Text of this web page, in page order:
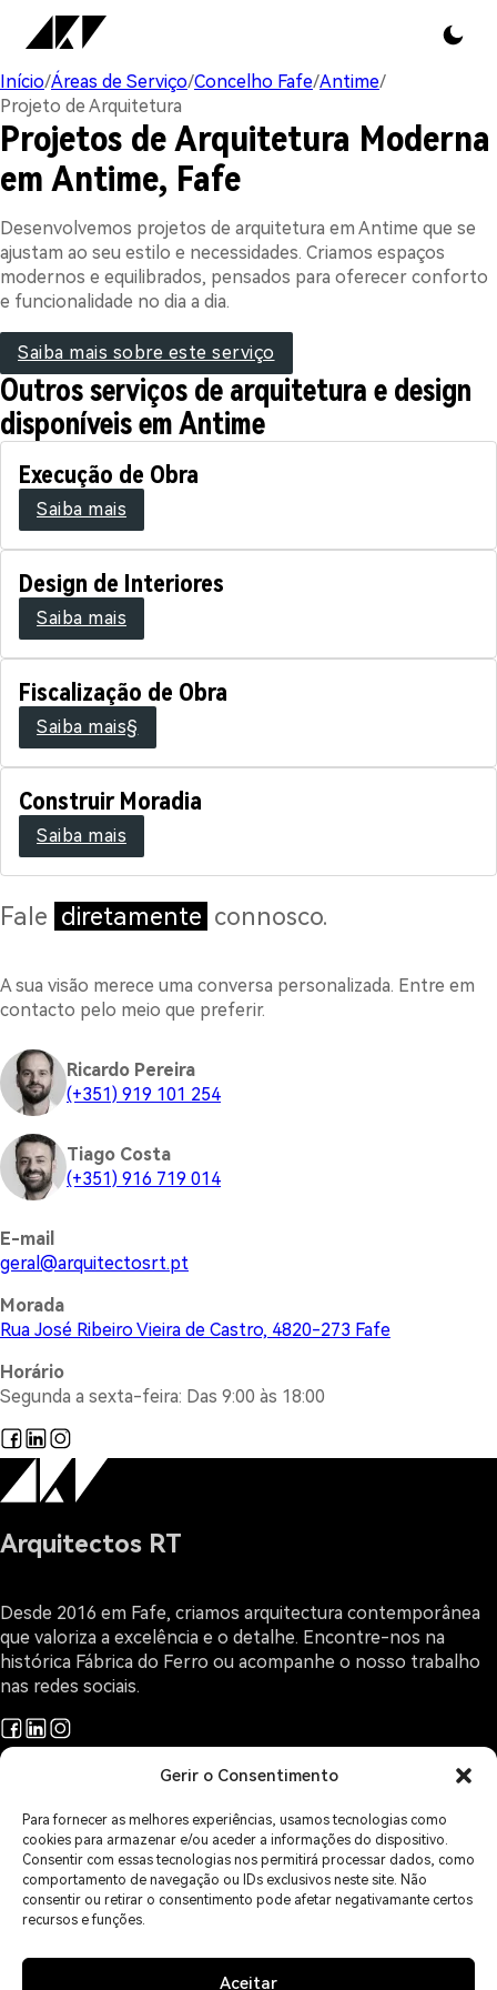
Gerir o Consentimento
Para fornecer as melhores experiências, usamos tecnologias como
cookies para armazenar e/ou aceder a informações do dispositivo.
Consentir com essas tecnologias nos permitirá processar dados, como
comportamento de navegação ou IDs exclusivos neste site. Não
consentir ou retirar o consentimento pode afetar negativamante certos
recursos e funções.
Aceitar
Início/Áreas de Serviço/Concelho Fafe/Antime/
Projeto de Arquitetura
Projetos de Arquitetura Moderna
em Antime, Fafe
Desenvolvemos projetos de arquitetura em Antime que se
ajustam ao seu estilo e necessidades. Criamos espaços
modernos e equilibrados, pensados para oferecer conforto
e funcionalidade no dia a dia.
Saiba mais sobre este serviço
Outros serviços de arquitetura e design
disponíveis em Antime
Execução de Obra
Saiba mais
Design de Interiores
Saiba mais
Fiscalização de Obra
Saiba mais§
Construir Moradia
Saiba mais
Fale diretamente connosco.
A sua visão merece uma conversa personalizada. Entre em
contacto pelo meio que preferir.
Ricardo Pereira
(+351) 919 101 254
Tiago Costa
(+351) 916 719 014
E-mail
tp.trsotcetiuqra
@lareg
Morada
Rua José Ribeiro Vieira de Castro, 4820-273 Fafe
Horário
Segunda a sexta-feira: Das 9:00 às 18:00
Arquitectos RT
Desde 2016 em Fafe, criamos arquitectura contemporânea
que valoriza a excelência e o detalhe. Encontre-nos na
histórica Fábrica do Ferro ou acompanhe o nosso trabalho
nas redes sociais.
Arquitectura e Design
O Gabinete
Sobre Arquitectura
Contactos
Áreas de Serviço
Política de Privacidade
Política de Cookies
Isenção de Responsabilidade